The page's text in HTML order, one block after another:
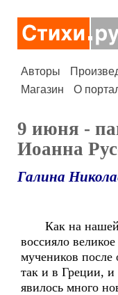
Авторы
Магазин
О
9 июня -
Иоанна
Галина
Как на нашей
воссияло
мучеников после
так и в Греции,
явилось много